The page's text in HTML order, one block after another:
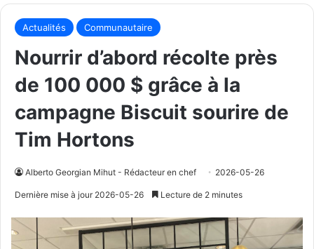
Actualités Communautaire
Nourrir d’abord récolte près
de 100 000 $ grâce à la
campagne Biscuit sourire de
Tim Hortons
Alberto Georgian Mihut - Rédacteur en chef 2026-05-26
Dernière mise à jour 2026-05-26 Lecture de 2 minutes